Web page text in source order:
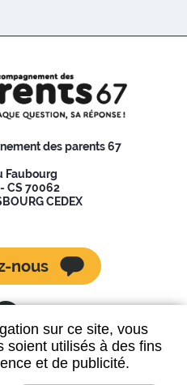
sur ce site, vous
soient utilisés à des fins
et de publicité.
des parents 67
Faubourg
CS 70062
CEDEX
nous
légales Plan du site